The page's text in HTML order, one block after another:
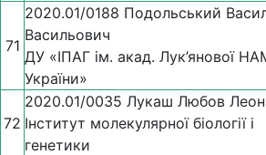
71
2020.01/0188 Подольський
Васильович
ДУ «ІПАГ ім. акад. Лук’янової
України»
72
2020.01/0035 Лукаш Любов
Інститут молекулярної біології і
генетики